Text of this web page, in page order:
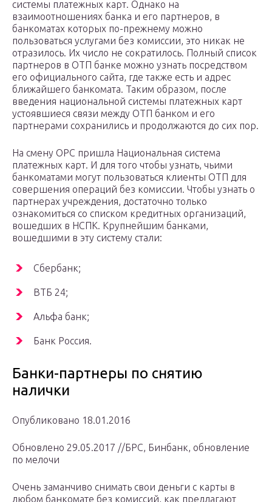
системы платежных карт. Однако на
взаимоотношениях банка и его партнеров, в
банкоматах которых по-прежнему можно
пользоваться услугами без комиссии, это никак не
отразилось. Их число не сократилось. Полный список
партнеров в ОТП банке можно узнать посредством
его официального сайта, где также есть и адрес
ближайшего банкомата. Таким образом, после
введения национальной системы платежных карт
устоявшиеся связи между ОТП банком и его
партнерами сохранились и продолжаются до сих пор.
На смену ОРС пришла Национальная система
платежных карт. И для того чтобы узнать, чьими
банкоматами могут пользоваться клиенты ОТП для
совершения операций без комиссии. Чтобы узнать о
партнерах учреждения, достаточно только
ознакомиться со списком кредитных организаций,
вошедших в НСПК. Крупнейшим банками,
вошедшими в эту систему стали:
Сбербанк;
ВТБ 24;
Альфа банк;
Банк Россия.
Банки-партнеры по снятию
налички
Опубликовано 18.01.2016
Обновлено 29.05.2017 //БРС, Бинбанк, обновление
по мелочи
Очень заманчиво снимать свои деньги с карты в
любом банкомате без комиссий, как предлагают